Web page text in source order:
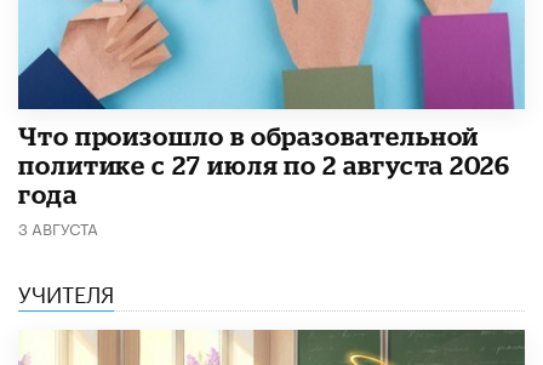
​Что произошло в образовательной
политике с 27 июля по 2 августа 2026
года
3 АВГУСТА
УЧИТЕЛЯ